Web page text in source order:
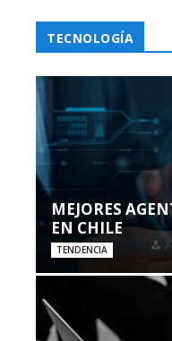
TECNOLOGÍA
MEJORES
EN CHILE
TENDENCIA